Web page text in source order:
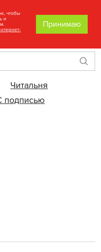
Читальня
подписью
чтобы
и
Принимаю